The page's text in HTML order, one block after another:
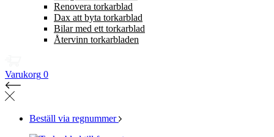
Renovera torkarblad
Dax att byta torkarblad
Bilar med ett torkarblad
Återvinn torkarbladen
Varukorg 0
Beställ via regnummer